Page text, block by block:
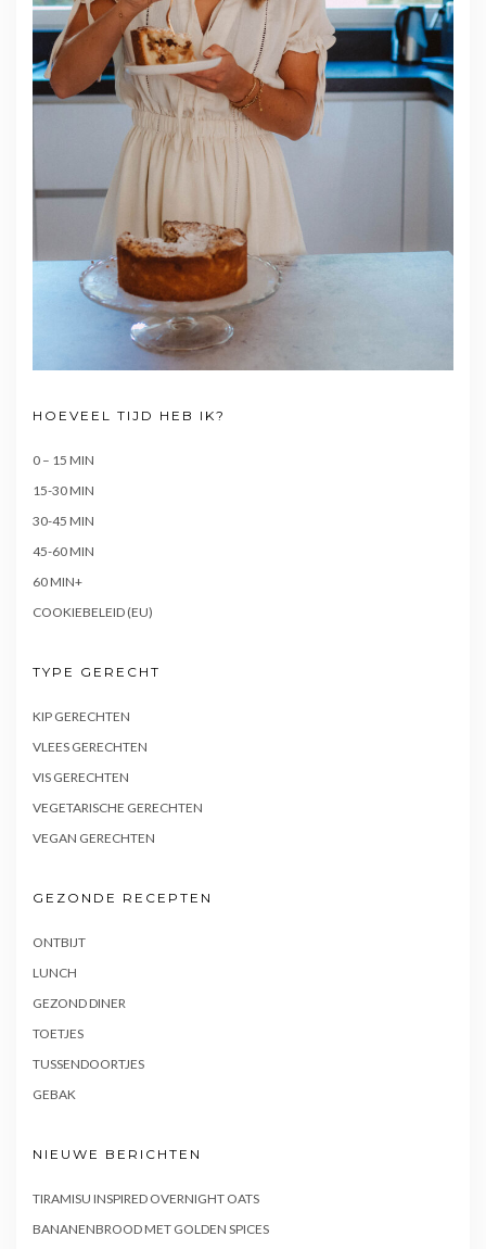
HOEVEEL TIJD HEB IK?
0 – 15 MIN
15-30 MIN
30-45 MIN
45-60 MIN
60 MIN+
COOKIEBELEID (EU)
TYPE GERECHT
KIP GERECHTEN
VLEES GERECHTEN
VIS GERECHTEN
VEGETARISCHE GERECHTEN
VEGAN GERECHTEN
GEZONDE RECEPTEN
ONTBIJT
LUNCH
GEZOND DINER
TOETJES
TUSSENDOORTJES
GEBAK
NIEUWE BERICHTEN
TIRAMISU INSPIRED OVERNIGHT OATS
BANANENBROOD MET GOLDEN SPICES